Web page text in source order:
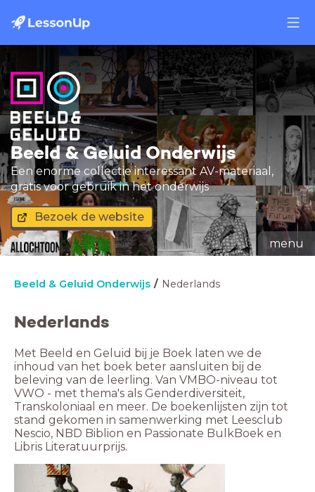
Beeld & Geluid Onderwijs
Een enorme collectie interessant AV-materiaal,
gratis voor gebruik in het onderwijs
Bezoek de website
menu
Beeld & Geluid Onderwijs Nederlands
Nederlands
Met Beeld en Geluid bij je Boek laten we de
inhoud van het boek beter aansluiten bij de
beleving van de leerling. Van VMBO-niveau tot
VWO - met thema's als Genderdiversiteit,
Transkoloniaal en meer. De boekenlijsten zijn tot
stand gekomen in samenwerking met Leesclub
Nescio, NBD Biblion en Passionate BulkBoek en
Libris Literatuurprijs.